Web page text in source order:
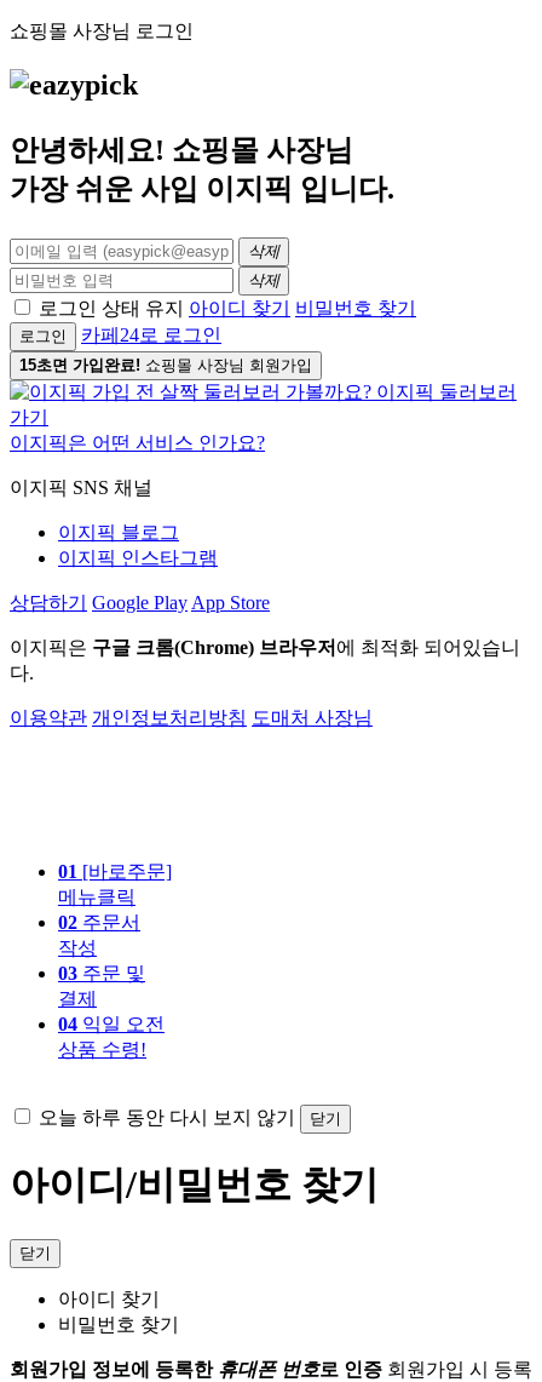
쇼핑몰 사장님 로그인
안녕하세요! 쇼핑몰 사장님
가장 쉬운 사입 이지픽 입니다.
삭제
삭제
로그인 상태 유지 아이디 찾기 비밀번호 찾기
로그인 카페24로 로그인
15초면 가입완료! 쇼핑몰 사장님 회원가입
이지픽은 어떤 서비스 인가요?
이지픽 SNS 채널
이지픽 블로그
이지픽 인스타그램
상담하기 Google Play App Store
이지픽은 구글 크롬(Chrome) 브라우저 에 최적화 되어있습니
다.
이용약관 개인정보처리방침 도매처 사장님
01 [바로주문]
메뉴클릭
02 주문서
작성
03 주문 및
결제
04 익일 오전
상품 수령!
오늘 하루 동안 다시 보지 않기 닫기
아이디/비밀번호 찾기
닫기
아이디 찾기
비밀번호 찾기
회원가입 정보에 등록한 휴대폰 번호로 인증 회원가입 시 등록